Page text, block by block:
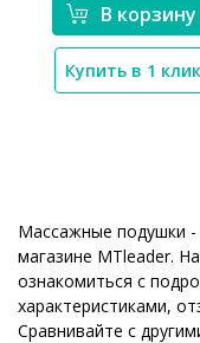
В корзину
Купить в 1 клик
Массажные подушки -
магазине MTleader.
ознакомиться с
характеристиками,
Сравнивайте с